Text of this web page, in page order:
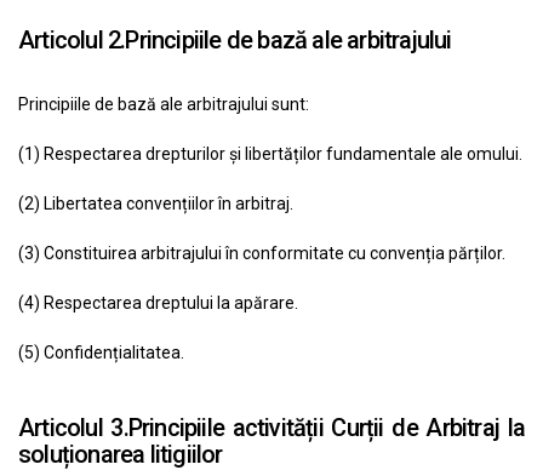
Articolul 2.Principiile de bază ale arbitrajului
Principiile de bază ale arbitrajului sunt:
(1) Respectarea drepturilor și libertăților fundamentale ale omului.
(2) Libertatea convențiilor în arbitraj.
(3) Constituirea arbitrajului în conformitate cu convenția părților.
(4) Respectarea dreptului la apărare.
(5) Confidențialitatea.
Articolul 3.Principiile activității Curții de Arbitraj la
soluționarea litigiilor